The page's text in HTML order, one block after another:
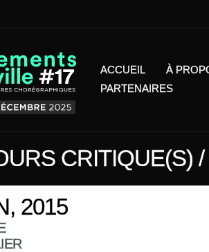
ACCUEIL À
PARTENAIRES
CRITIQUE(S)
2015